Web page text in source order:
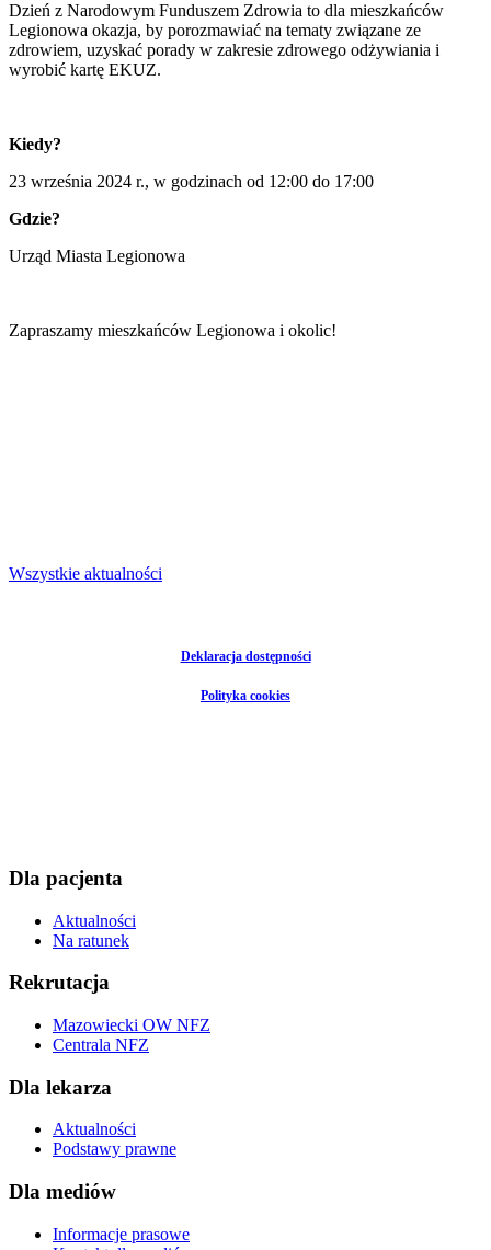
Dzień z Narodowym Funduszem Zdrowia to dla mieszkańców
Legionowa okazja, by porozmawiać na tematy związane ze
zdrowiem, uzyskać porady w zakresie zdrowego odżywiania i
wyrobić kartę EKUZ.
Kiedy?
23 września 2024 r., w godzinach od 12:00 do 17:00
Gdzie?
Urząd Miasta Legionowa
Zapraszamy mieszkańców Legionowa i okolic!
Wszystkie aktualności
Deklaracja dostępności
Polityka cookies
Dla pacjenta
Aktualności
Na ratunek
Rekrutacja
Mazowiecki OW NFZ
Centrala NFZ
Dla lekarza
Aktualności
Podstawy prawne
Dla mediów
Informacje prasowe